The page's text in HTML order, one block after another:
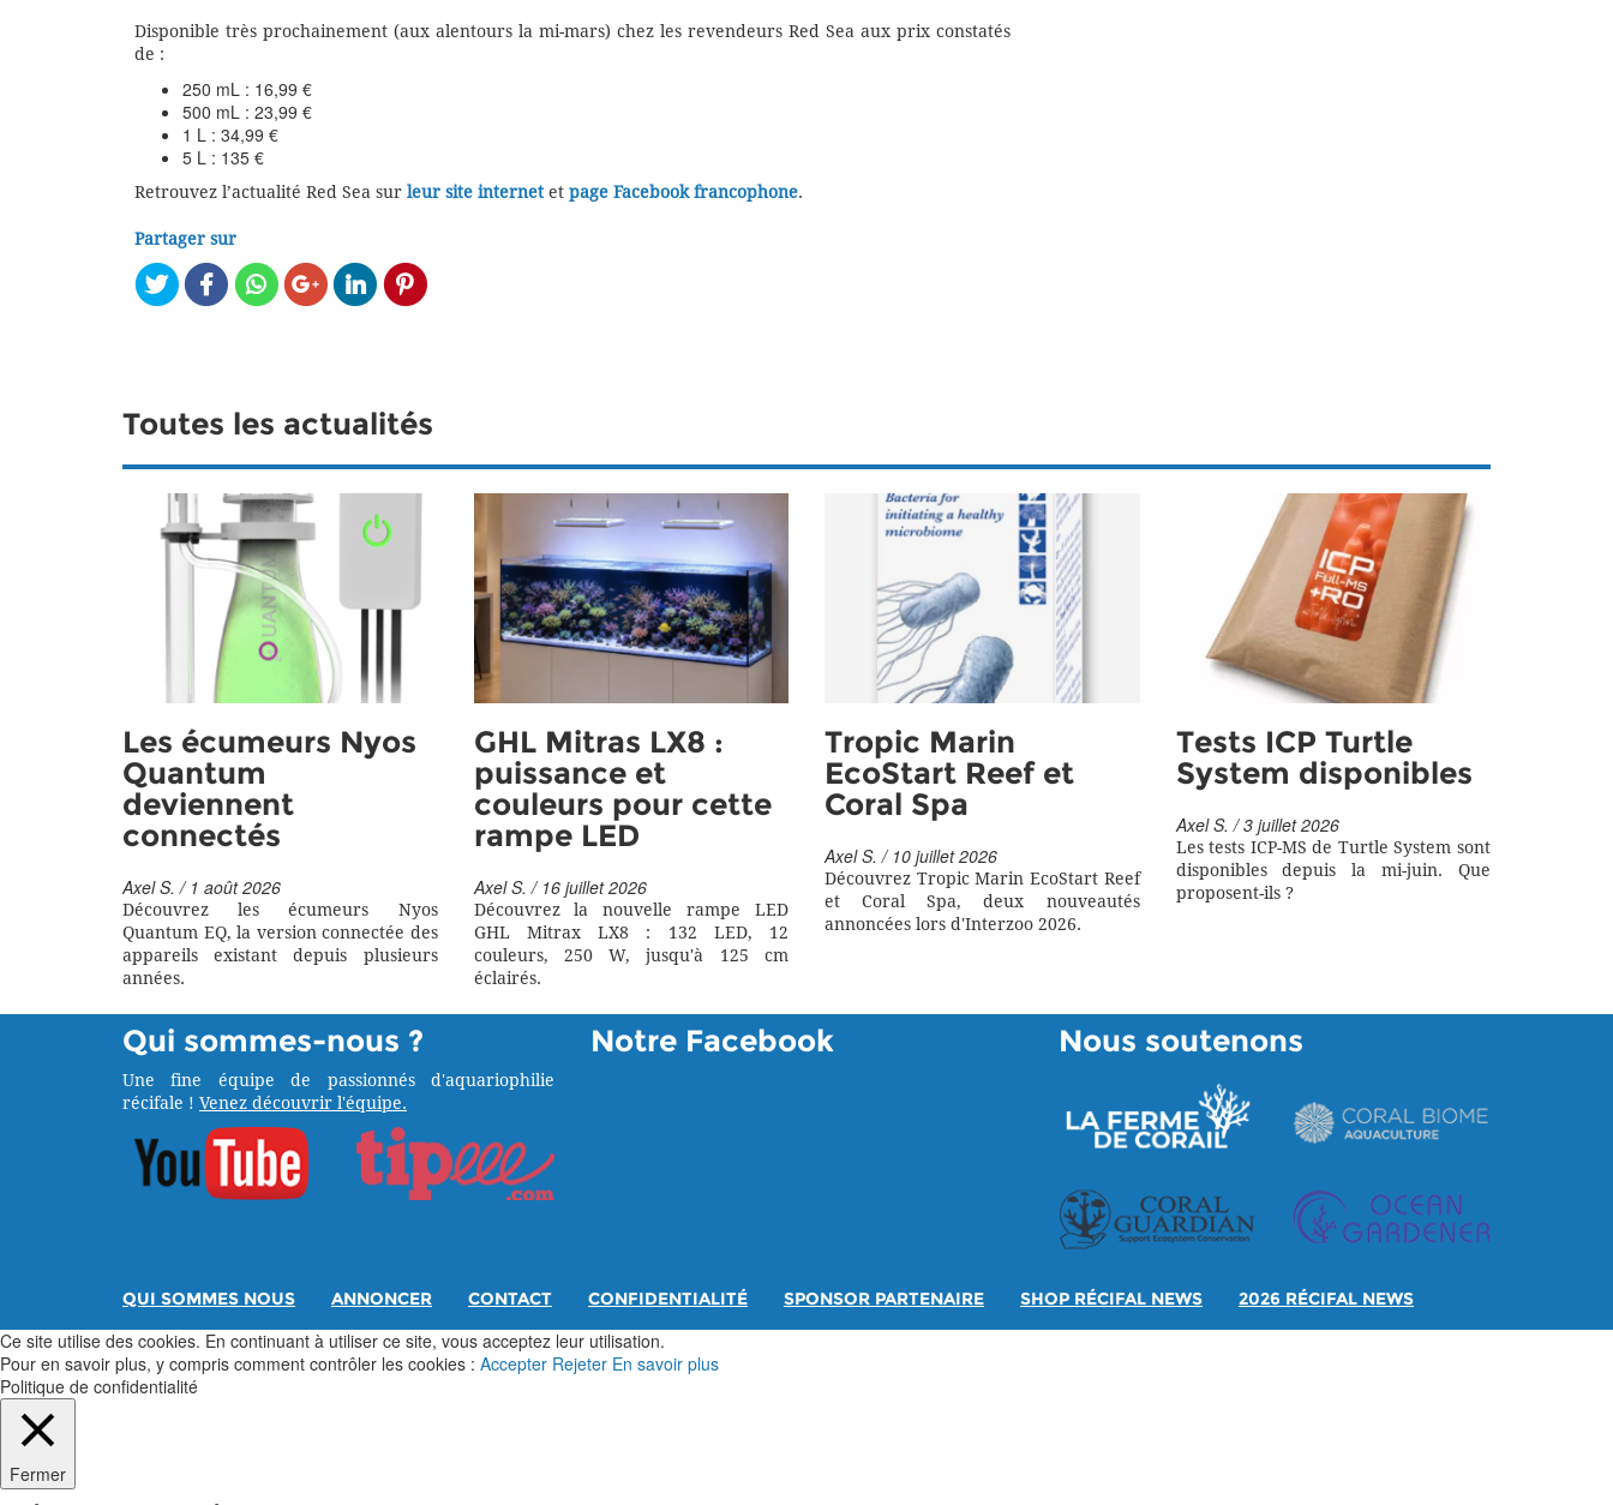
Disponible très prochainement (aux alentours la mi-mars) chez les revendeurs Red Sea aux prix constatés
de :
250 mL : 16,99 €
500 mL : 23,99 €
1 L : 34,99 €
5 L : 135 €
Retrouvez l’actualité Red Sea sur leur site internetet page Facebook francophone.
Partager sur
Toutes les actualités
Les écumeurs Nyos
Quantum
deviennent
connectés
Axel S. / 1 août 2026
Découvrez les écumeurs Nyos
Quantum EQ, la version connectée des
appareils existant depuis plusieurs
années.
GHL Mitras LX8 :
puissance et
couleurs pour cette
rampe LED
Axel S. / 16 juillet 2026
Découvrez la nouvelle rampe LED
GHL Mitrax LX8 : 132 LED, 12
couleurs, 250 W, jusqu'à 125 cm
éclairés.
Tropic Marin
EcoStart Reef et
Coral Spa
Axel S. / 10 juillet 2026
Découvrez Tropic Marin EcoStart Reef
et Coral Spa, deux nouveautés
annoncées lors d'Interzoo 2026.
Tests ICP Turtle
System disponibles
Axel S. / 3 juillet 2026
Les tests ICP-MS de Turtle System sont
disponibles depuis la mi-juin. Que
proposent-ils ?
Qui sommes-nous ?
Une fine équipe de passionnés d'aquariophilie
récifale ! Venez découvrir l'équipe.
Notre Facebook Nous soutenons
QUI SOMMES NOUS ANNONCER CONTACT CONFIDENTIALITÉ SPONSOR PARTENAIRE SHOP RÉCIFAL NEWS 2026 RÉCIFAL NEWS
Ce site utilise des cookies. En continuant à utiliser ce site, vous acceptez leur utilisation.
Pour en savoir plus, y compris comment contrôler les cookies : Accepter Rejeter En savoir plus
Politique de confidentialité
Fermer